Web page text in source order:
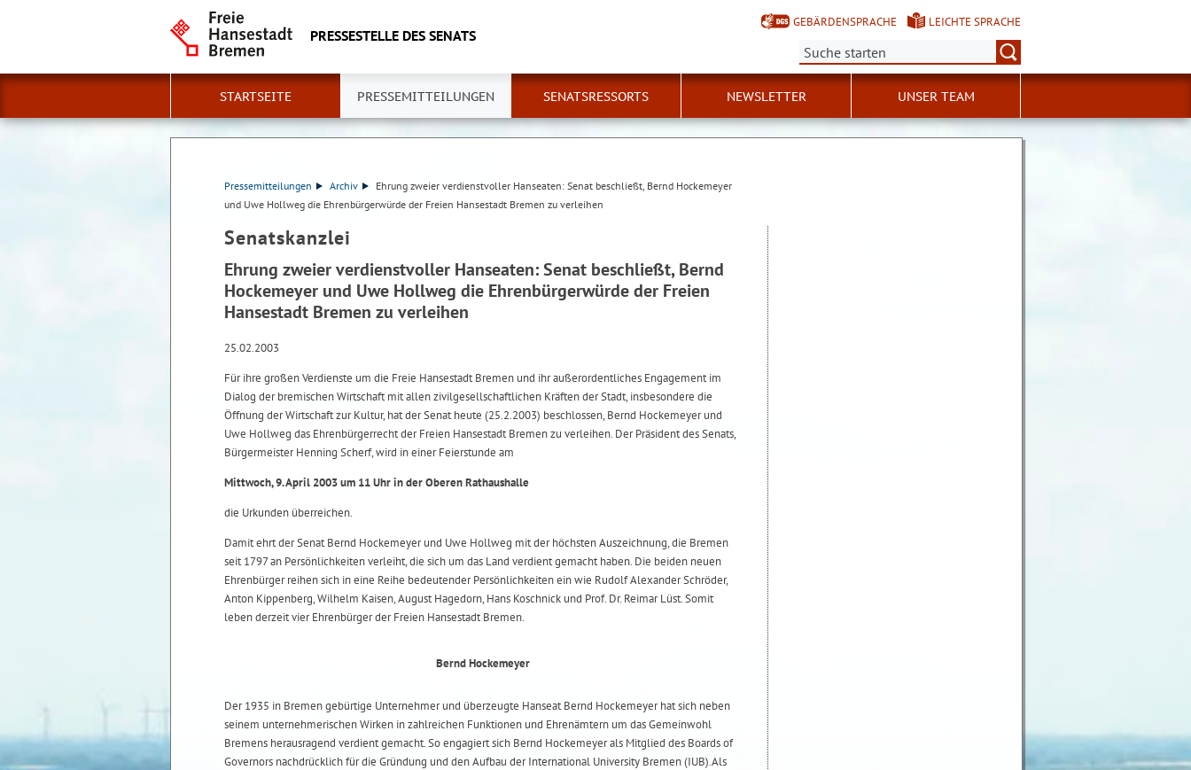
PRESSESTELLE DES SENATS
GEBÄRDENSPRACHE
LEICHTE SPRACHE
Suche:
STARTSEITE PRESSEMITTEILUNGEN SENATSRESSORTS NEWSLETTER UNSER TEAM
Pressemitteilungen Archiv
Ehrung zweier verdienstvoller Hanseaten: Senat beschließt, Bernd Hockemeyer
und Uwe Hollweg die Ehrenbürgerwürde der Freien Hansestadt Bremen zu verleihen
Senatskanzlei
Ehrung zweier verdienstvoller Hanseaten: Senat beschließt, Bernd
Hockemeyer und Uwe Hollweg die Ehrenbürgerwürde der Freien
Hansestadt Bremen zu verleihen
25.02.2003
Für ihre großen Verdienste um die Freie Hansestadt Bremen und ihr außerordentliches Engagement im
Dialog der bremischen Wirtschaft mit allen zivilgesellschaftlichen Kräften der Stadt, insbesondere die
Öffnung der Wirtschaft zur Kultur, hat der Senat heute (25.2.2003) beschlossen, Bernd Hockemeyer und
Uwe Hollweg das Ehrenbürgerrecht der Freien Hansestadt Bremen zu verleihen. Der Präsident des Senats,
Bürgermeister Henning Scherf, wird in einer Feierstunde am
Mittwoch, 9. April 2003 um 11 Uhr in der Oberen Rathaushalle
die Urkunden überreichen.
Damit ehrt der Senat Bernd Hockemeyer und Uwe Hollweg mit der höchsten Auszeichnung, die Bremen
seit 1797 an Persönlichkeiten verleiht, die sich um das Land verdient gemacht haben. Die beiden neuen
Ehrenbürger reihen sich in eine Reihe bedeutender Persönlichkeiten ein wie Rudolf Alexander Schröder,
Anton Kippenberg, Wilhelm Kaisen, August Hagedorn, Hans Koschnick und Prof. Dr. Reimar Lüst. Somit
leben derzeit vier Ehrenbürger der Freien Hansestadt Bremen.
Bernd Hockemeyer
Der 1935 in Bremen gebürtige Unternehmer und überzeugte Hanseat Bernd Hockemeyer hat sich neben
seinem unternehmerischen Wirken in zahlreichen Funktionen und Ehrenämtern um das Gemeinwohl
Bremens herausragend verdient gemacht. So engagiert sich Bernd Hockemeyer als Mitglied des Boards of
Governors nachdrücklich für die Gründung und den Aufbau der International University Bremen (IUB).Als